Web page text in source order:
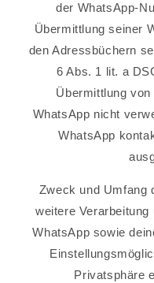
der WhatsApp-
Übermittlung seiner
den Adressbüchern
6 Abs. 1 lit. a
Übermittlung
WhatsApp nicht
WhatsApp
Zweck und Umfang
weitere
WhatsApp sowie
Privatsphäre